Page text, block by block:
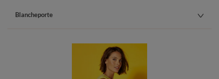
Blancheporte